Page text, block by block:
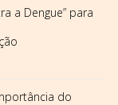
a Dengue” para
do